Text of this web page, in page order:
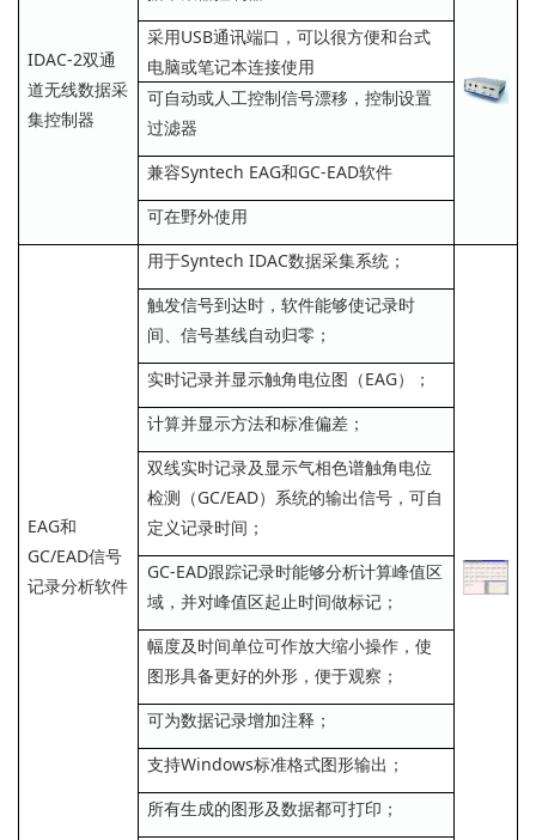
IDAC-2双通
道无线数据采
集控制器
采用USB通讯端口，可以很方便和台式
电脑或笔记本连接使用
可自动或人工控制信号漂移，控制设置
过滤器
兼容Syntech EAG和GC-EAD软件
可在野外使用
EAG和
GC/EAD信号
记录分析软件
用于Syntech IDAC数据采集系统；
触发信号到达时，软件能够使记录时
间、信号基线自动归零；
实时记录并显示触角电位图（EAG）；
计算并显示方法和标准偏差；
双线实时记录及显示气相色谱触角电位
检测（GC/EAD）系统的输出信号，可自
定义记录时间；
GC-EAD跟踪记录时能够分析计算峰值区
域，并对峰值区起止时间做标记；
幅度及时间单位可作放大缩小操作，使
图形具备更好的外形，便于观察；
可为数据记录增加注释；
支持Windows标准格式图形输出；
所有生成的图形及数据都可打印；